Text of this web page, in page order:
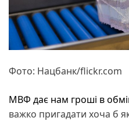
Фото: Нацбанк/flickr.com
МВФ дає нам гроші в
важко пригадати хоча б